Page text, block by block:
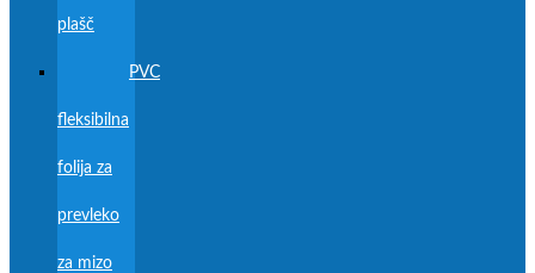
plašč
PVC
fleksibilna
folija za
prevleko
za mizo